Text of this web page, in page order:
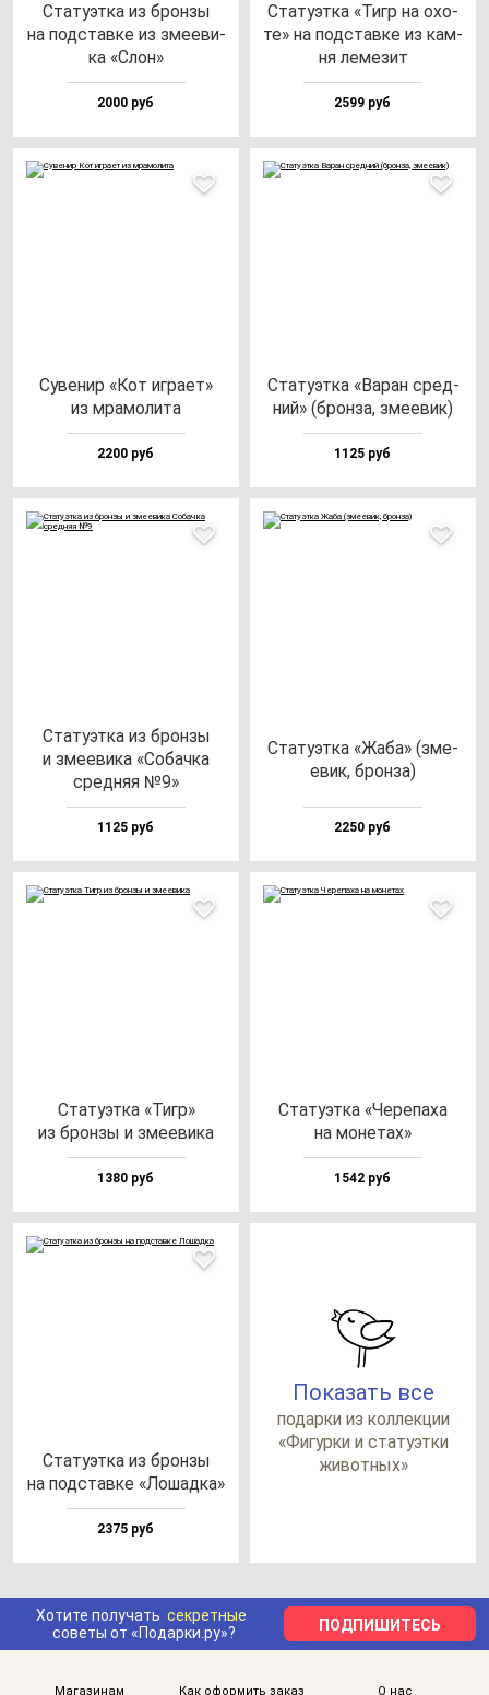
Ста­ту­эт­ка из брон­зы
на под­став­ке из зме­еви­
ка «Слон»
2000 руб
Ста­ту­эт­ка «Тигр на охо­
те» на под­став­ке из кам­
ня ле­ме­зит
2599 руб
Суве­нир «Кот иг­ра­ет»
из мра­мо­ли­та
2200 руб
Ста­ту­эт­ка «Варан сред­
ний» (брон­за, зме­евик)
1125 руб
Ста­ту­эт­ка из брон­зы
и зме­еви­ка «Собач­ка
сред­няя №9»
1125 руб
Ста­ту­эт­ка «Жаба» (зме­
евик, брон­за)
2250 руб
Ста­ту­эт­ка «Тигр»
из брон­зы и зме­еви­ка
1380 руб
Ста­ту­эт­ка «Чере­па­ха
на мо­не­тах»
1542 руб
Ста­ту­эт­ка из брон­зы
на под­став­ке «Лошад­ка»
2375 руб
Показать все
по­дар­ки из кол­лек­ции
«Фигур­ки и ста­ту­эт­ки
жи­вот­ных»
Хотите получать секретные
советы от «Подарки.ру»?
ПОДПИШИТЕСЬ
Магазинам Как оформить заказ О нас